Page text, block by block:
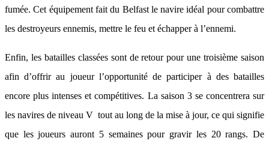
fumée. Cet équipement fait du Belfast le navire idéal pour combattre
les destroyeurs ennemis, mettre le feu et échapper à l’ennemi.
Enfin, les batailles classées sont de retour pour une troisième saison
afin d’offrir au joueur l’opportunité de participer à des batailles
encore plus intenses et compétitives. La saison 3 se concentrera sur
les navires de niveau V tout au long de la mise à jour, ce qui signifie
que les joueurs auront 5 semaines pour gravir les 20 rangs. De